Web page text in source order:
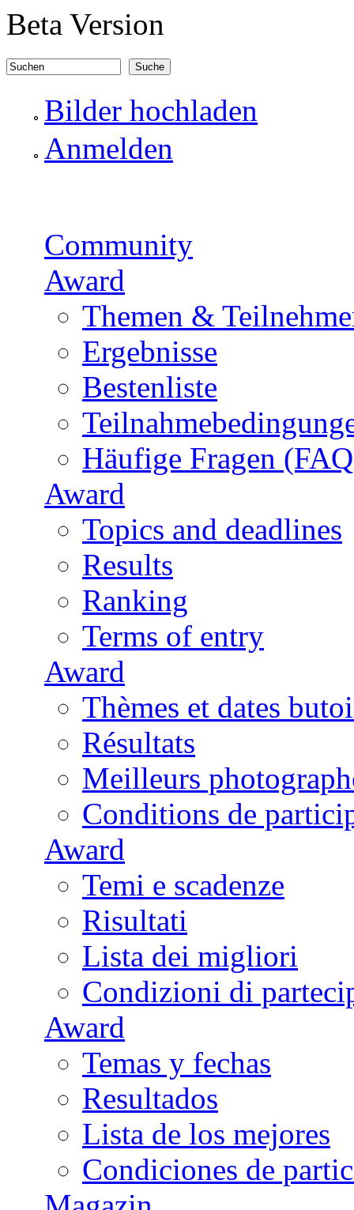
Direkt zum Inhalt
Beta Version
Suchformular
Bilder hochladen
Anmelden
Community
Award
Themen &
Ergebnisse
Bestenliste
Häufige Fragen
Award
Topics and deadlines
Results
Ranking
Terms of entry
Award
Thèmes et dates
Résultats
Meilleurs
Conditions de
Award
Temi e scadenze
Risultati
Lista dei migliori
Condizioni di
Award
Temas y fechas
Resultados
Lista de los mejores
Condiciones de